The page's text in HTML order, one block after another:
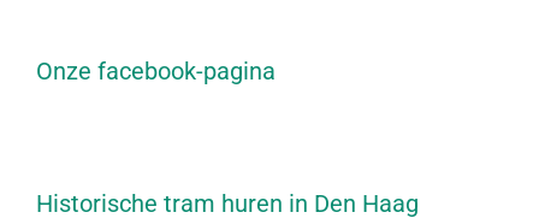
Onze facebook-pagina
Historische tram huren in Den Haag